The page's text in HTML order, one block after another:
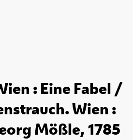
: Eine Fabel /
Wien :
Mößle, 1785